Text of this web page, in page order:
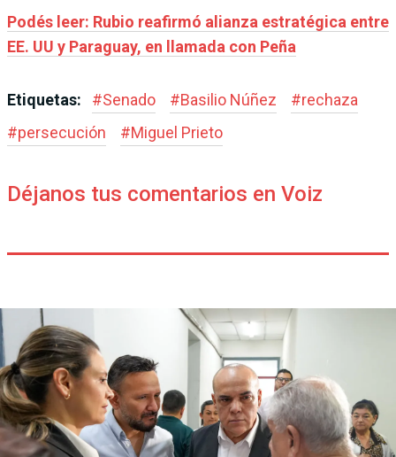
Podés leer: Rubio reafirmó alianza estratégica entre
EE. UU y Paraguay, en llamada con Peña
Etiquetas: #Senado #Basilio Núñez #rechaza
#persecución #Miguel Prieto
Déjanos tus comentarios en Voiz